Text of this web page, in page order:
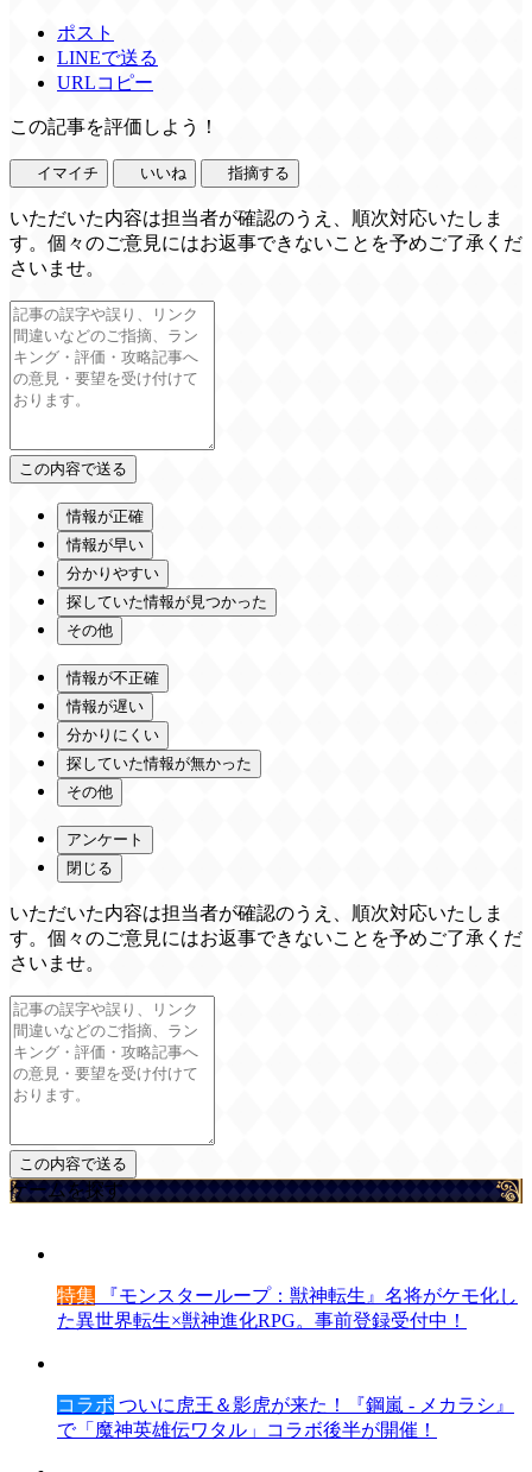
ポスト
LINEで送る
URLコピー
この記事を評価しよう！
イマイチ いいね 指摘する
いただいた内容は担当者が確認のうえ、順次対応いたしま
す。個々のご意見にはお返事できないことを予めご了承くだ
さいませ。
情報が正確
情報が早い
分かりやすい
探していた情報が見つかった
その他
情報が不正確
情報が遅い
分かりにくい
探していた情報が無かった
その他
アンケート
閉じる
いただいた内容は担当者が確認のうえ、順次対応いたしま
す。個々のご意見にはお返事できないことを予めご了承くだ
さいませ。
ゲームを探す
特集 『モンスターループ：獣神転生』名将がケモ化し
た異世界転生×獣神進化RPG。事前登録受付中！
コラボ ついに虎王＆影虎が来た！『鋼嵐 - メカラシ』
で「魔神英雄伝ワタル」コラボ後半が開催！